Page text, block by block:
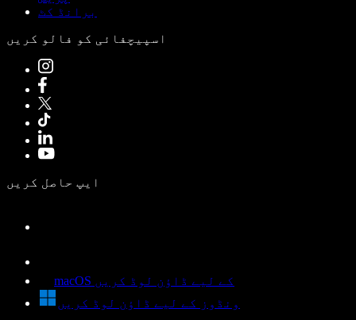
برانڈ کٹ
اسپیچفائی کو فالو کریں
ایپ حاصل کریں
macOS کے لیے ڈاؤن لوڈ کریں
ونڈوز کے لیے ڈاؤن لوڈ کریں